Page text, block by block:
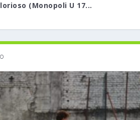
(Monopoli U 17...